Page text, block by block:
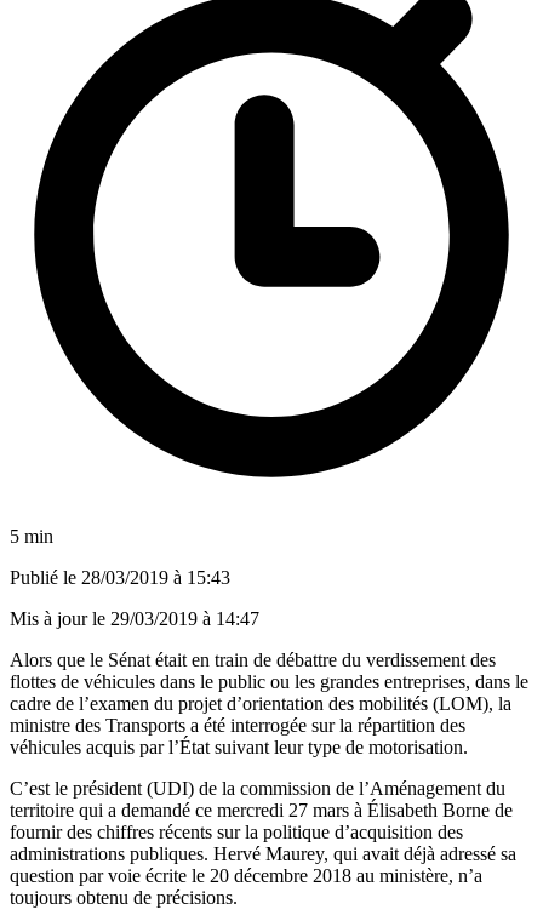
5 min
Publié le 28/03/2019 à 15:43
Mis à jour le 29/03/2019 à 14:47
Alors que le Sénat était en train de débattre du verdissement des
flottes de véhicules dans le public ou les grandes entreprises, dans le
cadre de l’examen du projet d’orientation des mobilités (LOM), la
ministre des Transports a été interrogée sur la répartition des
véhicules acquis par l’État suivant leur type de motorisation.
C’est le président (UDI) de la commission de l’Aménagement du
territoire qui a demandé ce mercredi 27 mars à Élisabeth Borne de
fournir des chiffres récents sur la politique d’acquisition des
administrations publiques. Hervé Maurey, qui avait déjà adressé sa
question par voie écrite le 20 décembre 2018 au ministère, n’a
toujours obtenu de précisions.